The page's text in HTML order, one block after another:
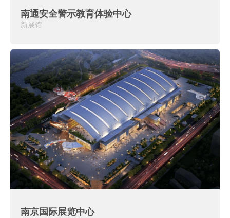
南通安全警示教育体验中心
新展馆
南京国际展览中心